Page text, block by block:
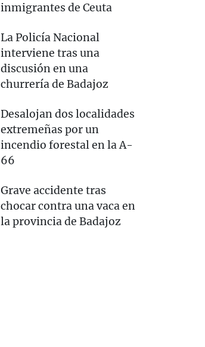
inmigrantes de Ceuta
La Policía Nacional
interviene tras una
discusión en una
churrería de Badajoz
Desalojan dos localidades
extremeñas por un
incendio forestal en la A-
66
Grave accidente tras
chocar contra una vaca en
la provincia de Badajoz